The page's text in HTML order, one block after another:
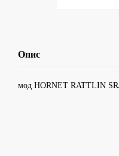
Опис
мод HORNET RATTLIN